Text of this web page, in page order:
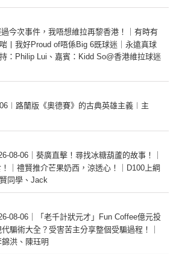
過今次事件，我唔想維拉再黎香港！｜有時有
丨我好Proud of唔係Big 6既球迷｜永遠真球
：Philip Lui、嘉賓：Kidd So@香港維拉球迷
路蘭版《奧德賽》的古典英雄主義︱主
08-06｜葵廣直擊！尋找冰糖葫蘆的故事！｜
｜禮賢推介芒果奶西，涼透心！｜D100上綱
同學、Jack
08-06｜「老千計狀元才」Fun Coffee億元投
騙術大全？受害苦主分享整個受騙過程！｜
洪、陳珏明